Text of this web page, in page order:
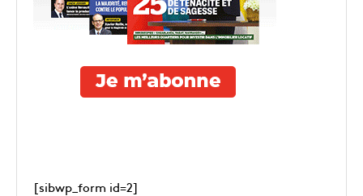
[sibwp_form id=2]